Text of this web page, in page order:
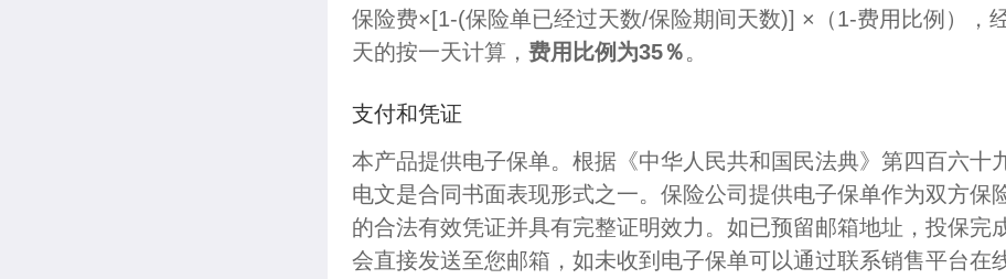
保险费×[1-(保险单已经过天数/保险期间天数)] ×（1-费用比例），
天的按一天计算， 费用比例为35％。
支付和凭证
本产品提供电子保单。根据《中华人民共和国民法典》第四百六十
电文是合同书面表现形式之一。保险公司提供电子保单作为双方保
的合法有效凭证并具有完整证明效力。如已预留邮箱地址，投保完
会直接发送至您邮箱，如未收到电子保单可以通过联系销售平台在